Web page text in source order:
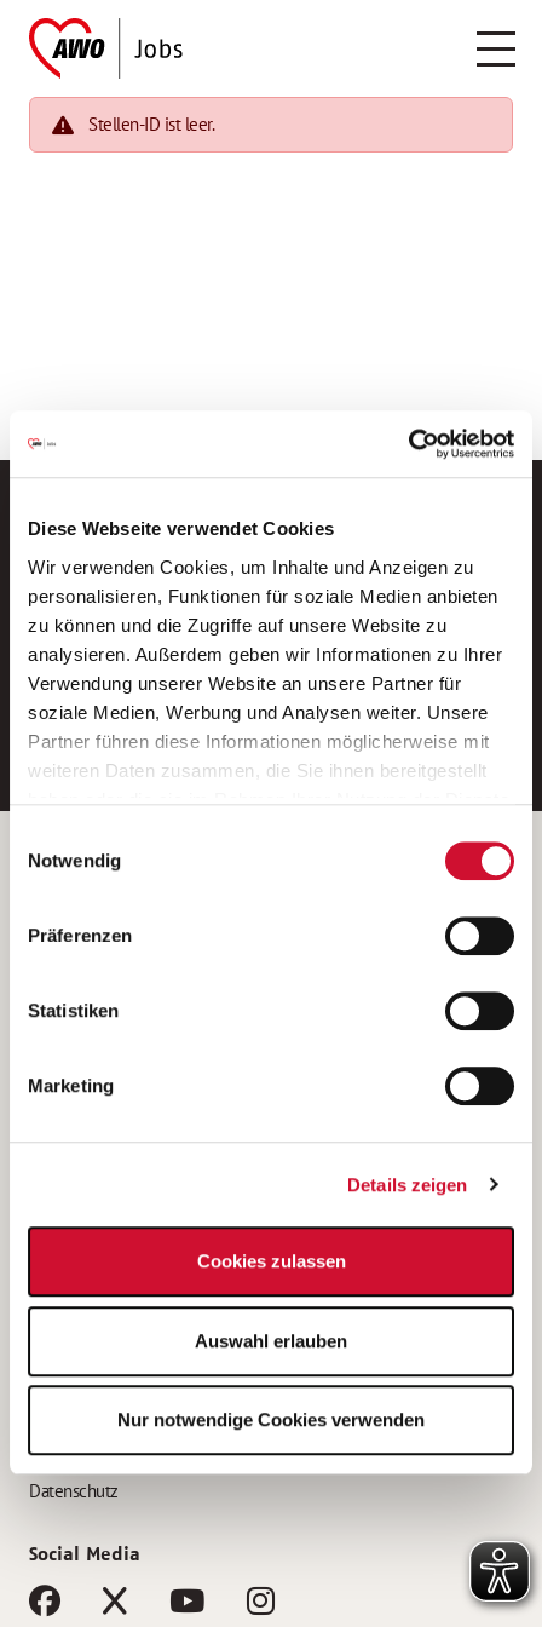
Diese Webseite verwendet Cookies
Wir verwenden Cookies, um Inhalte und Anzeigen zu
personalisieren, Funktionen für soziale Medien anbieten
zu können und die Zugriffe auf unsere Website zu
analysieren. Außerdem geben wir Informationen zu Ihrer
Verwendung unserer Website an unsere Partner für
soziale Medien, Werbung und Analysen weiter. Unsere
Partner führen diese Informationen möglicherweise mit
weiteren Daten zusammen, die Sie ihnen bereitgestellt
Wenn Sie auf „Cookies zulassen“ klicken, so stimmen
Sie der Speicherung sämtlicher Cookies zu. Sie können
Ihre Einwilligung selbstverständlich jederzeit widerrufen,
indem Sie die Cookie-Einstellungen aufrufen und diese
unsererDatenschutzerklärung
Notwendig
Präferenzen
Statistiken
Marketing
Details zeigen
Cookies zulassen
Auswahl erlauben
Nur notwendige Cookies verwenden
Stellen-ID ist leer.
Neue Stellen per E-Mail.
Ein kostenloser Service von AWO
Jobs.
E-Mail-Adresse eintragen
Betreiber der Webseite
Kantstraße 45a
(Ein Tochterunternehmen des AWO Bezirksverbandes Unterfranken
e.V.)
Bewerbung als Altenpflegehelfer*in
Bewerbung als Erzieher*in
AWO Gliederungen nach Bundesland
Impressum
Datenschutz
Social Media